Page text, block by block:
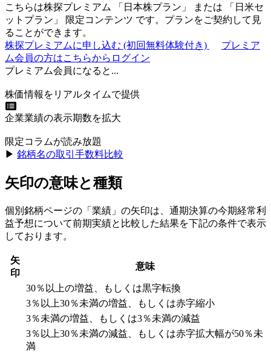
こちらは株探プレミアム 「 日本株プラン 」 または 「 日米セ
ットプラン 」 限定コンテンツ です。プランをご契約して見
ることができます。
株探プレミアムに申し込む (初回無料体験付き)
プレミア
ム会員の方はこちらからログイン
プレミアム会員になると...
株価情報をリアルタイムで提供
企業業績の表示期数を拡大
限定コラムが読み放題
▶︎ 銘柄名の取引手数料比較
矢印の意味と種類
個別銘柄ページの「業績」の矢印は、通期決算の今期経常利
益予想について前期実績と比較した結果を下記の条件で表示
しております。
矢
印
意味
30％以上の増益、もしくは黒字転換
3％以上30％未満の増益、もしくは赤字縮小
3％未満の増益、もしくは3％未満の減益
3％以上30％未満の減益、もしくは赤字拡大幅が50％未
満